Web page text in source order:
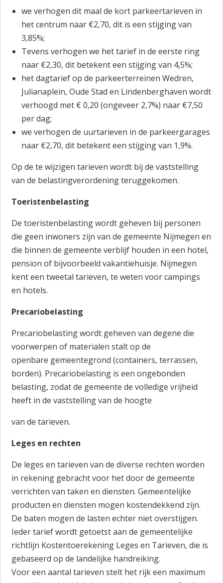
we verhogen dit maal de kort parkeertarieven in
het centrum naar €2,70, dit is een stijging van
3,85%;
Tevens verhogen we het tarief in de eerste ring
naar €2,30, dit betekent een stijging van 4,5%;
het dagtarief op de parkeerterreinen Wedren,
Julianaplein, Oude Stad en Lindenberghaven wordt
verhoogd met € 0,20 (ongeveer 2,7%) naar €7,50
per dag;
we verhogen de uurtarieven in de parkeergarages
naar €2,70, dit betekent een stijging van 1,9%.
Op de te wijzigen tarieven wordt bij de vaststelling
van de belastingverordening teruggekomen.
Toeristenbelasting
De toeristenbelasting wordt geheven bij personen
die geen inwoners zijn van de gemeente Nijmegen en
die binnen de gemeente verblijf houden in een hotel,
pension of bijvoorbeeld vakantiehuisje. Nijmegen
kent een tweetal tarieven, te weten voor campings
en hotels.
Precariobelasting
Precariobelasting wordt geheven van degene die
voorwerpen of materialen stalt op de
openbare gemeentegrond (containers, terrassen,
borden). Precariobelasting is een ongebonden
belasting, zodat de gemeente de volledige vrijheid
heeft in de vaststelling van de hoogte
van de tarieven.
Leges en rechten
De leges en tarieven van de diverse rechten worden
in rekening gebracht voor het door de gemeente
verrichten van taken en diensten. Gemeentelijke
producten en diensten mogen kostendekkend zijn.
De baten mogen de lasten echter niet overstijgen.
Ieder tarief wordt getoetst aan de gemeentelijke
richtlijn Kostentoerekening Leges en Tarieven, die is
gebaseerd op de landelijke handreiking.
Voor een aantal tarieven stelt het rijk een maximum